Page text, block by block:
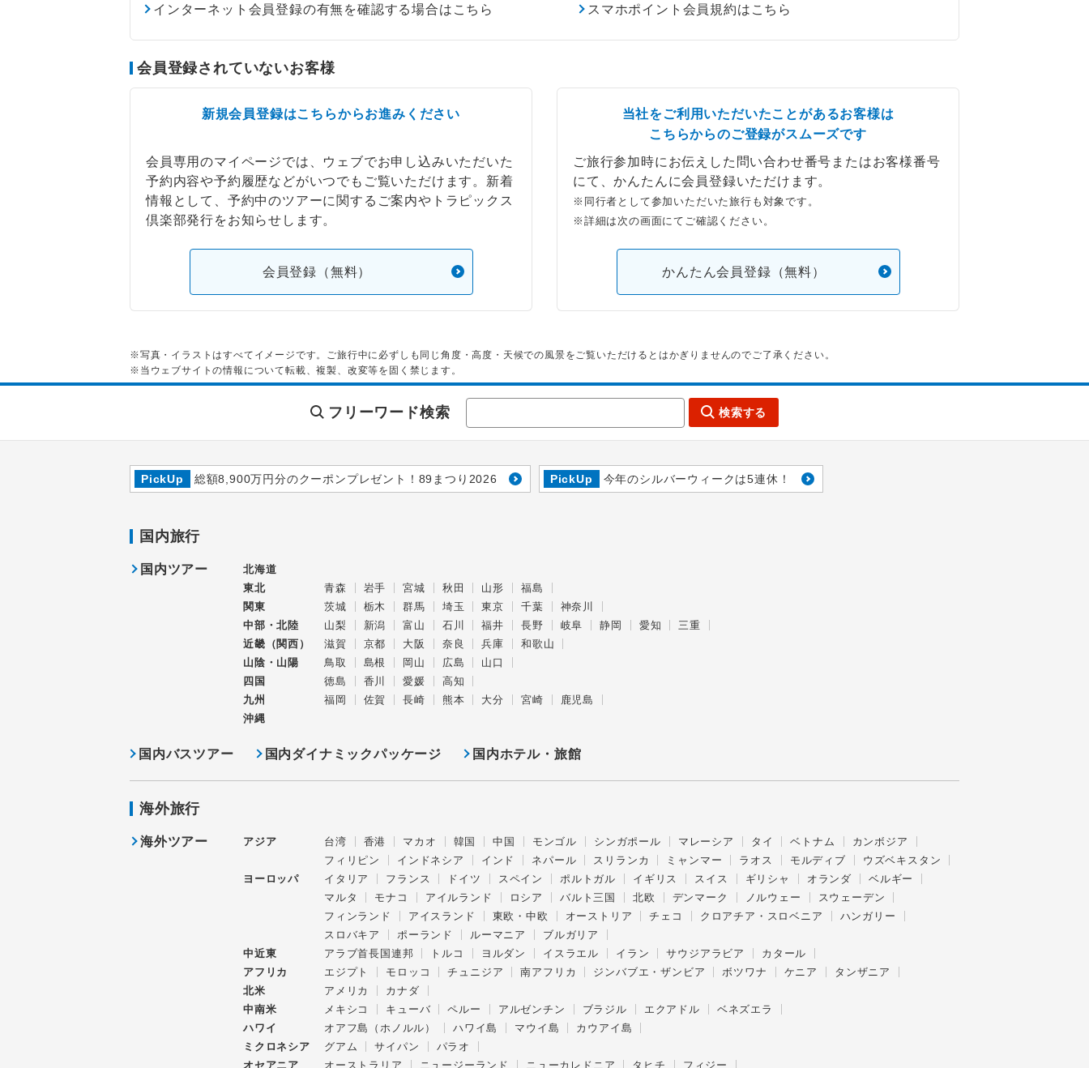
インターネット会員登録の有無を確認する場合はこちら スマホポイント会員規約はこちら
会員登録されていないお客様
新規会員登録はこちらからお進みください
会員専用のマイページでは、ウェブでお申し込みいただいた
予約内容や予約履歴などがいつでもご覧いただけます。新着
情報として、予約中のツアーに関するご案内やトラピックス
倶楽部発行をお知らせします。
会員登録（無料）
当社をご利用いただいたことがあるお客様は
こちらからのご登録がスムーズです
ご旅行参加時にお伝えした問い合わせ番号またはお客様番号
にて、かんたんに会員登録いただけます。
※同行者として参加いただいた旅行も対象です。
※詳細は次の画面にてご確認ください。
かんたん会員登録（無料）
※写真・イラストはすべてイメージです。ご旅行中に必ずしも同じ角度・高度・天候での風景をご覧いただけるとはかぎりませんのでご了承ください。
※当ウェブサイトの情報について転載、複製、改変等を固く禁じます。
フリーワード検索 検索する
PickUp 総額8,900万円分のクーポンプレゼント！89まつり2026 PickUp 今年のシルバーウィークは5連休！
国内旅行
国内ツアー
北海道
東北
青森 岩手 宮城 秋田 山形
福島
関東
茨城 栃木 群馬 埼玉 東京 千葉
神奈川
中部・北陸
山梨 新潟 富山 石川 福井 長野 岐阜 静岡 愛知
三重
近畿（関西）
滋賀 京都 大阪 奈良 兵庫
和歌山
山陰・山陽
鳥取 島根 岡山 広島
山口
四国
徳島 香川 愛媛
高知
九州
福岡 佐賀 長崎 熊本 大分 宮崎
鹿児島
沖縄
国内バスツアー 国内ダイナミックパッケージ 国内ホテル・旅館
海外旅行
海外ツアー アジア 台湾 香港 マカオ 韓国 中国 モンゴル シンガポール マレーシア タイ ベトナム
カンボジア
フィリピン
インドネシア インド ネパール スリランカ ミャンマー ラオス モルディブ
ウズベキスタン
ヨーロッパ
イタリア フランス ドイツ スペイン ポルトガル イギリス スイス ギリシャ オランダ
ベルギー
マルタ
モナコ アイルランド ロシア バルト三国 北欧 デンマーク ノルウェー
スウェーデン
フィンランド
アイスランド 東欧・中欧 オーストリア チェコ クロアチア・スロベニア
ハンガリー
スロバキア
ポーランド ルーマニア
ブルガリア
中近東
アラブ首長国連邦 トルコ ヨルダン イスラエル イラン サウジアラビア
カタール
アフリカ
エジプト モロッコ チュニジア 南アフリカ ジンバブエ・ザンビア ボツワナ ケニア
タンザニア
北米
アメリカ
カナダ
中南米
メキシコ キューバ ペルー アルゼンチン ブラジル エクアドル
ベネズエラ
ハワイ
オアフ島（ホノルル） ハワイ島 マウイ島
カウアイ島
ミクロネシア
グアム サイパン
パラオ
オセアニア
オーストラリア ニュージーランド ニューカレドニア タヒチ フィジー